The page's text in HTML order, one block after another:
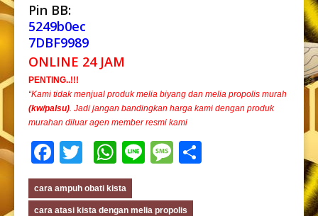
Pin BB:
5249b0ec
7DBF9989
ONLINE 24 JAM
PENTING..!!!
“Kami tidak menjual produk melia biyang dan melia propolis murah
(kw/palsu) . Jadi jangan bandingkan harga kami dengan produk
murahan diluar agen member resmi kami
Facebook
TwitterWhatsApp
LineMessage
cara ampuh obati kista
cara atasi kista dengan melia propolis